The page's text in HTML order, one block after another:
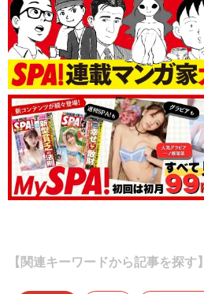
【関連キーワードから記事を探す】